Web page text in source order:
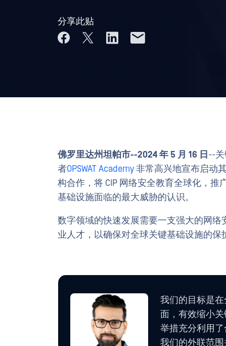
分享此贴
佛罗里达州坦帕市--2024 年 5 月 16 日 --关
者OPSWAT Academy非常高兴地宣布启动
构合作，将 CIP 网络安全教育全球化，
基础设施面临的最大威胁的认识。
数字领域的快速发展需要一支强大的网
业人才，以确保对全球关键基础设施的保
我们的目标是在
面，有效缩小
举措充分利用
我们的外联范围